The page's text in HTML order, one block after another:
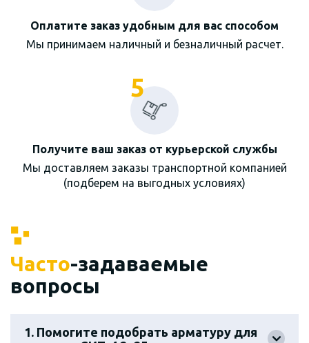
Оплатите заказ удобным для вас способом
Мы принимаем наличный и безналичный расчет.
5
Получите ваш заказ от курьерской службы
Мы доставляем заказы транспортной компанией
(подберем на выгодных условиях)
Часто-задаваемые
вопросы
1. Помогите подобрать арматуру для